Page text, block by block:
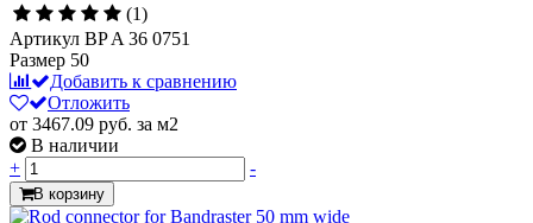
(1)
Артикул BP A 36 0751
Размер 50
Добавить к сравнению
Отложить
от 3467.09 руб. за м2
В наличии
+
-
В корзину